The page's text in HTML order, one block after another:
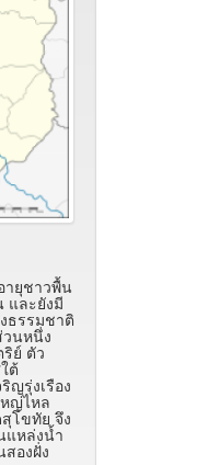
ายุชาวพื้น
และยังมี
ธรรมชาติ
นหนึ่ง
ย์ ตัว
ต้
ญรุ่งเรือง
ญ่ไหล
โขทัย จึง
แหล่งน้ำ
องฝั่ง